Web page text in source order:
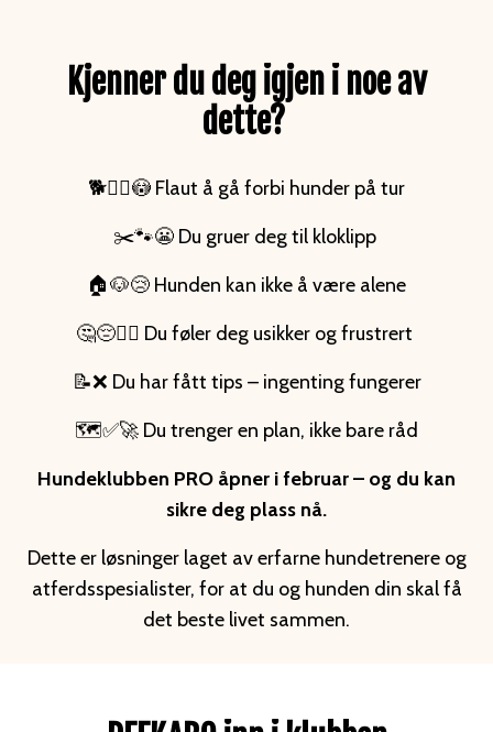
Kjenner du deg igjen i noe av
dette?
🐕🚶‍♂️😳 Flaut å gå forbi hunder på tur
✂️🐾😬 Du gruer deg til kloklipp
🏠🐶😢 Hunden kan ikke å være alene
🤔😔🙋‍♀️ Du føler deg usikker og frustrert
📝❌ Du har fått tips – ingenting fungerer
🗺️✅🚀 Du trenger en plan, ikke bare råd
Hundeklubben PRO åpner i februar – og du kan
sikre deg plass nå.
Dette er løsninger laget av erfarne hundetrenere og
atferdsspesialister, for at du og hunden din skal få
det beste livet sammen.